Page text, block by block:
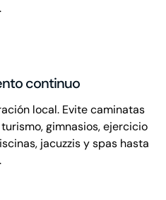
continuo
local. Evite caminatas
gimnasios, ejercicio
jacuzzis y spas hasta